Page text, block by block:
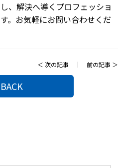
、解決へ導くプロフェッショ
。お気軽にお問い合わせくだ
＜ 次の記事 ｜ 前の記事 ＞
BACK